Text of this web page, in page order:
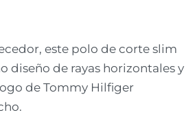
este polo de corte slim
diseño de rayas horizontales y
de Tommy Hilfiger